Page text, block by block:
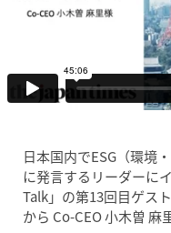
日本国内でESG（環境
に発言するリーダーに
Talk」の第13回目ゲス
から Co-CEO 小木曽 麻